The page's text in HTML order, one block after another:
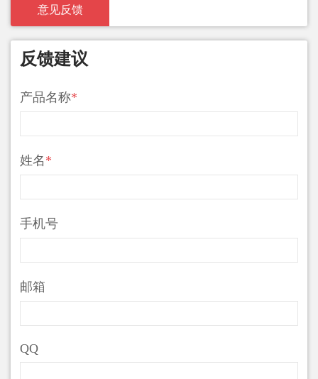
意见反馈
反馈建议
产品名称*
姓名 *
手机号
邮箱
QQ